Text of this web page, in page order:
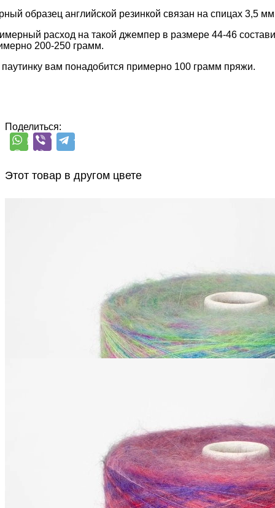
образец английской резинкой связан на спицах 3,5
расход на такой джемпер в размере 44-46
200-250 грамм.
вам понадобится примерно 100 грамм пряжи.
Поделиться:
Этот товар в другом цвете
комбинированный
2 090₽
за 100 г
Купить
1000 м/100 гкомбинированный
2 090₽
за 100 г
Купить